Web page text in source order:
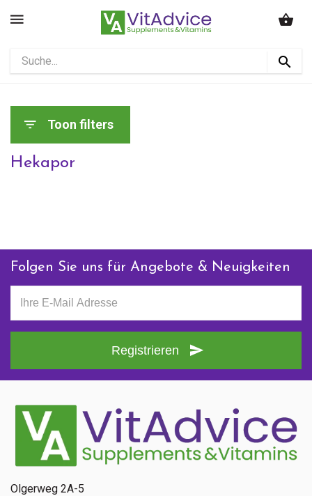
Toon filters
Hekapor
Folgen Sie uns für Angebote & Neuigkeiten
Registrieren
Olgerweg 2A-5